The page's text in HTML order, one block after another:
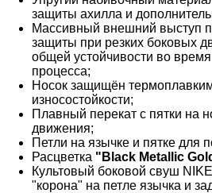
защиты ахилла и
Массивный внешний выступ
защиты при резких боковых
общей устойчивости во
процесса;
Носок защищён
износостойкости;
Плавный перекат с пятки на
движения;
Петли на язычке и пятке для
Расцветка "Black Metallic
Культовый боковой свуш
"корона" на петле язычка и